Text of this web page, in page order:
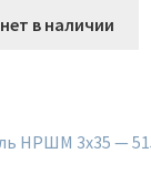
нет в наличии